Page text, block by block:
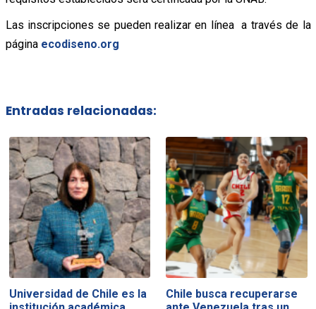
Las inscripciones se pueden realizar en línea a través de la
página ecodiseno.org
Entradas relacionadas:
Universidad de Chile es la
Chile busca recuperarse